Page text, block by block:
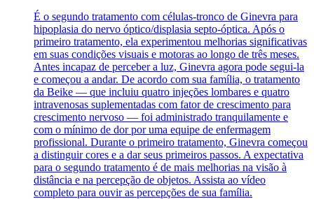
É o segundo tratamento com células-tronco de Ginevra para
hipoplasia do nervo óptico/displasia septo-óptica. Após o
primeiro tratamento, ela experimentou melhorias significativas
em suas condições visuais e motoras ao longo de três meses.
Antes incapaz de perceber a luz, Ginevra agora pode segui-la
e começou a andar. De acordo com sua família, o tratamento
da Beike — que incluiu quatro injeções lombares e quatro
intravenosas suplementadas com fator de crescimento para
crescimento nervoso — foi administrado tranquilamente e
com o mínimo de dor por uma equipe de enfermagem
profissional. Durante o primeiro tratamento, Ginevra começou
a distinguir cores e a dar seus primeiros passos. A expectativa
para o segundo tratamento é de mais melhorias na visão à
distância e na percepção de objetos. Assista ao vídeo
completo para ouvir as percepções de sua família.